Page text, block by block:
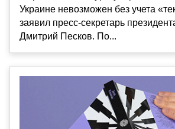
Украине невозможен без учета
заявил пресс-секретарь
Дмитрий Песков. По...